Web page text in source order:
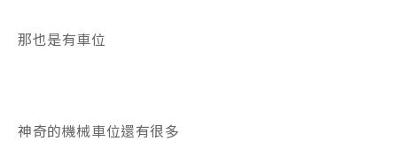
那也是有車位
神奇的機械車位還有很多